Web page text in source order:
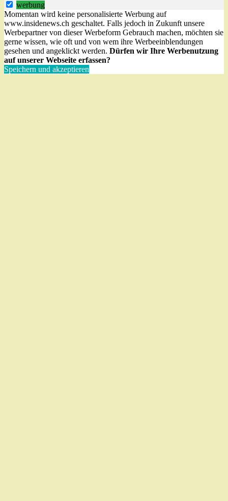
werbung
Momentan wird keine personalisierte Werbung auf
www.insidenews.ch geschaltet. Falls jedoch in Zukunft unsere
Werbepartner von dieser Werbeform Gebrauch machen, möchten sie
gerne wissen, wie oft und von wem ihre Werbeeinblendungen
gesehen und angeklickt werden. Dürfen wir Ihre Werbenutzung
auf unserer Webseite erfassen?
Speichern und akzeptieren